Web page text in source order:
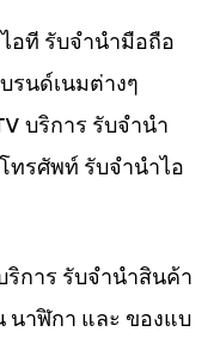
อที รับจำนำมือถือ
รนด์เนมต่างๆ
บริการ รับจำนำ
ทรศัพท์ รับจำนำไอ
ริการ รับจำนำสินค้า
นาฬิกา และ ของแบ